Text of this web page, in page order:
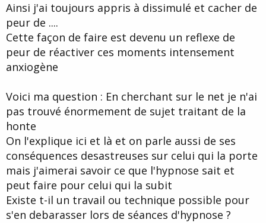
Ainsi j'ai toujours appris à dissimulé et cacher de
peur de ....
Cette façon de faire est devenu un reflexe de
peur de réactiver ces moments intensement
anxiogène
Voici ma question : En cherchant sur le net je n'ai
pas trouvé énormement de sujet traitant de la
honte
On l'explique ici et là et on parle aussi de ses
conséquences desastreuses sur celui qui la porte
mais j'aimerai savoir ce que l'hypnose sait et
peut faire pour celui qui la subit
Existe t-il un travail ou technique possible pour
s'en debarasser lors de séances d'hypnose ?